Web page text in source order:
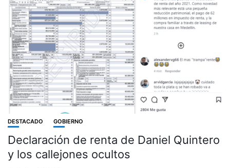
DESTACADO GOBIERNO
Declaración de renta de Daniel Quintero
y los callejones ocultos